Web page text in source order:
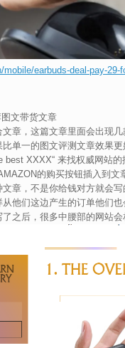
earbuds-deal-pay-
文带货文章
章，这篇文章里面会出现几
单一的图文评测文章效果更
best XXXX“ 来找权威网站的
的购买按钮插入到文
章，不是你给钱对方就会
他们这边产生的订单他们也
之后，很多中腰部的网站会